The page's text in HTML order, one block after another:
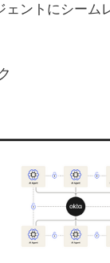
ントにシー